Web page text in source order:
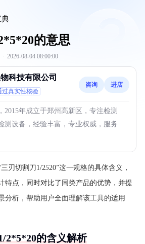
典
的意思
· 2026-08-04 08:00:00
科技有限公司
过真实性核验
咨询 进店
2015年成立于郑州高新区，专注检测
测设备，经验丰富，专业权威，服务
刃切割刀1/2520”这一规格的具体含义，
特点，同时对比了同类产品的优势，并提
分析，帮助用户全面理解该工具的适用
2*5*20的含义解析